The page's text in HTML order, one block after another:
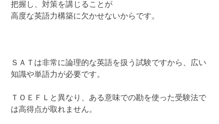
把握し、対策を講じることが
高度な英語力構築に欠かせないからです。
ＳＡＴは非常に論理的な英語を扱う試験ですから、広い
知識や単語力が必要です。
ＴＯＥＦＬと異なり、ある意味での勘を使った受験法で
は高得点が取れません。